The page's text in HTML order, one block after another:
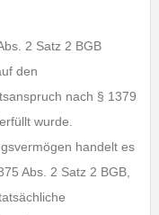
2 Satz 2 BGB
den
nach § 1379
wurde.
handelt es
Abs. 2 Satz 2 BGB,